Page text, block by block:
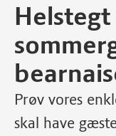
Prøv vores
skal have